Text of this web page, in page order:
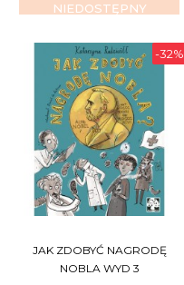
NIEDOSTĘPNY
-32%
JAK ZDOBYĆ NAGRODĘ
NOBLA WYD 3